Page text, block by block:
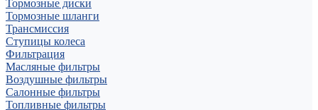
Тормозные диски
Тормозные шланги
Трансмиссия
Ступицы колеса
Фильтрация
Масляные фильтры
Воздушные фильтры
Салонные фильтры
Топливные фильтры